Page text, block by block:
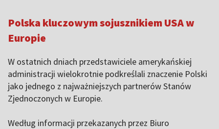
Polska kluczowym sojusznikiem USA w
Europie
W ostatnich dniach przedstawiciele amerykańskiej
administracji wielokrotnie podkreślali znaczenie Polski
jako jednego z najważniejszych partnerów Stanów
Zjednoczonych w Europie.
Według informacji przekazanych przez Biuro